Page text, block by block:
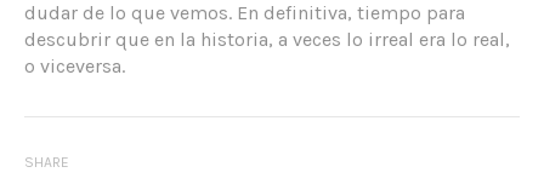
dudar de lo que vemos. En definitiva, tiempo para
descubrir que en la historia, a veces lo irreal era lo real,
o viceversa.
SHARE